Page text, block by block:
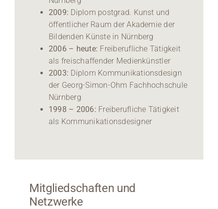
2009: Diplom postgrad. Kunst und
öffentlicher Raum der Akademie der
Bildenden Künste in Nürnberg
2006 – heute: Freiberufliche Tätigkeit
als freischaffender Medienkünstler
2003: Diplom Kommunikationsdesign
der Georg-Simon-Ohm Fachhochschule
Nürnberg
1998 – 2006: Freiberufliche Tätigkeit
als Kommunikationsdesigner
Mitgliedschaften und
Netzwerke